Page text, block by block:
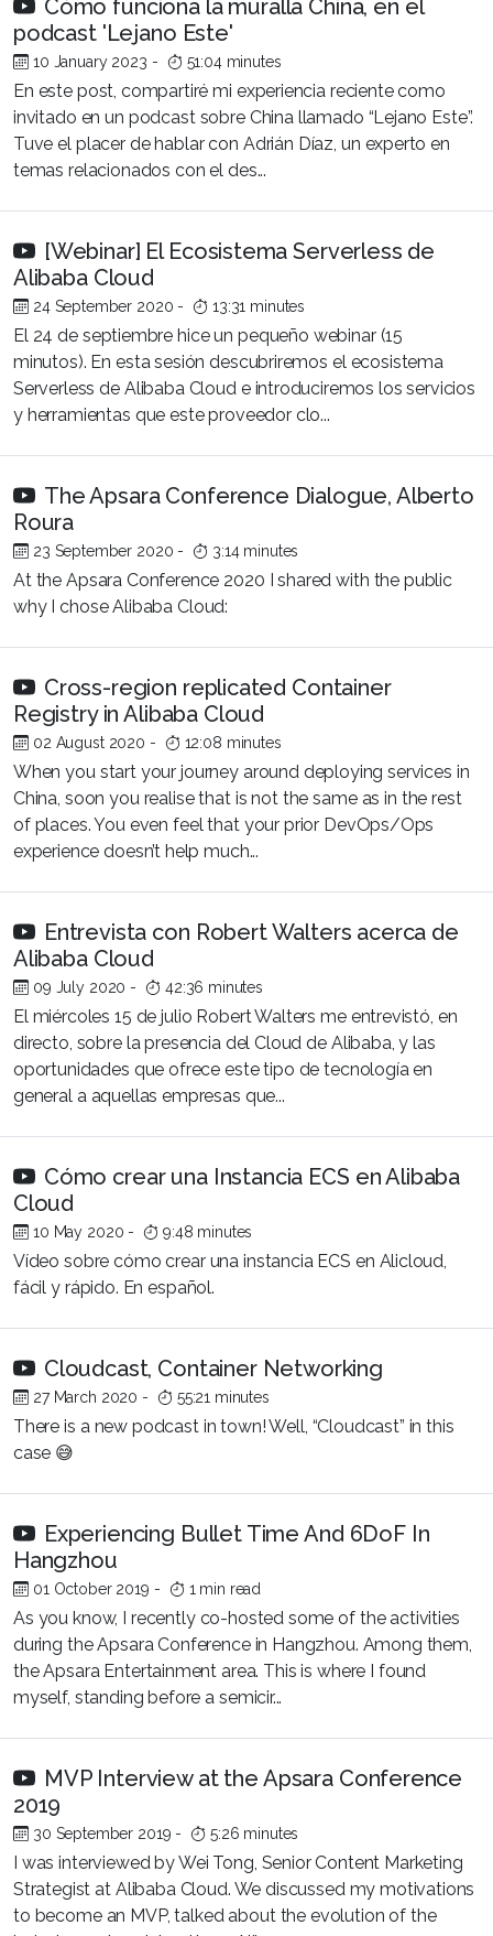
Cómo funciona la muralla China, en el
podcast 'Lejano Este'
10 January 2023 - 51:04 minutes
En este post, compartiré mi experiencia reciente como
invitado en un podcast sobre China llamado “Lejano Este”.
Tuve el placer de hablar con Adrián Díaz, un experto en
temas relacionados con el des...
[Webinar] El Ecosistema Serverless de
Alibaba Cloud
24 September 2020 - 13:31 minutes
El 24 de septiembre hice un pequeño webinar (15
minutos). En esta sesión descubriremos el ecosistema
Serverless de Alibaba Cloud e introduciremos los servicios
y herramientas que este proveedor clo...
The Apsara Conference Dialogue, Alberto
Roura
23 September 2020 - 3:14 minutes
At the Apsara Conference 2020 I shared with the public
why I chose Alibaba Cloud:
Cross-region replicated Container
Registry in Alibaba Cloud
02 August 2020 - 12:08 minutes
When you start your journey around deploying services in
China, soon you realise that is not the same as in the rest
of places. You even feel that your prior DevOps/Ops
experience doesn’t help much...
Entrevista con Robert Walters acerca de
Alibaba Cloud
09 July 2020 - 42:36 minutes
El miércoles 15 de julio Robert Walters me entrevistó, en
directo, sobre la presencia del Cloud de Alibaba, y las
oportunidades que ofrece este tipo de tecnología en
general a aquellas empresas que...
Cómo crear una Instancia ECS en Alibaba
Cloud
10 May 2020 - 9:48 minutes
Vídeo sobre cómo crear una instancia ECS en Alicloud,
fácil y rápido. En español.
Cloudcast, Container Networking
27 March 2020 - 55:21 minutes
There is a new podcast in town! Well, “Cloudcast” in this
case 😅
Experiencing Bullet Time And 6DoF In
Hangzhou
01 October 2019 - 1 min read
As you know, I recently co-hosted some of the activities
during the Apsara Conference in Hangzhou. Among them,
the Apsara Entertainment area. This is where I found
myself, standing before a semicir...
MVP Interview at the Apsara Conference
2019
30 September 2019 - 5:26 minutes
I was interviewed by Wei Tong, Senior Content Marketing
Strategist at Alibaba Cloud. We discussed my motivations
to become an MVP, talked about the evolution of the